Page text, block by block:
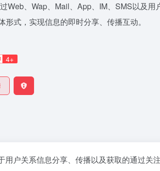
Web、Wap、Mail、App、IM、SMS以及
式，实现信息的即时分享、传播互动。
4+
用户关系信息分享、传播以及获取的通过关